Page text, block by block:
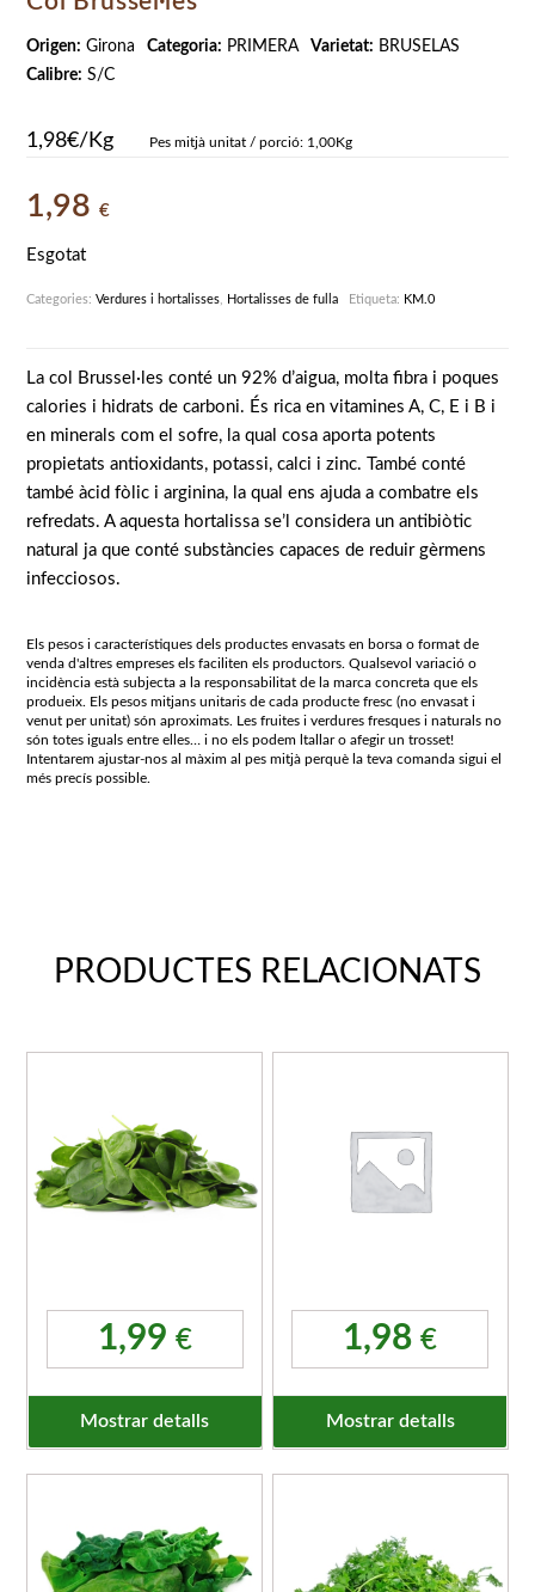
Origen: Girona Categoria: PRIMERA Varietat: BRUSELAS
Calibre: S/C
1,98€/Kg Pes mitjà unitat / porció: 1,00Kg
1,98€
Esgotat
Categories:Verdures i hortalisses, Hortalisses de fulla Etiqueta: KM.0
La col Brussel·les conté un 92% d’aigua, molta fibra i poques
calories i hidrats de carboni. És rica en vitamines A, C, E i B i
en minerals com el sofre, la qual cosa aporta potents
propietats antioxidants, potassi, calci i zinc. També conté
també àcid fòlic i arginina, la qual ens ajuda a combatre els
refredats. A aquesta hortalissa se’l considera un antibiòtic
natural ja que conté substàncies capaces de reduir gèrmens
infecciosos.
Els pesos i característiques dels productes envasats en borsa o format de
venda d'altres empreses els faciliten els productors. Qualsevol variació o
incidència està subjecta a la responsabilitat de la marca concreta que els
produeix. Els pesos mitjans unitaris de cada producte fresc (no envasat i
venut per unitat) són aproximats. Les fruites i verdures fresques i naturals no
són totes iguals entre elles… i no els podem ltallar o afegir un trosset!
Intentarem ajustar-nos al màxim al pes mitjà perquè la teva comanda sigui el
més precís possible.
PRODUCTES RELACIONATS
1,99 €
Mostrar detalls
1,98€
Mostrar detalls